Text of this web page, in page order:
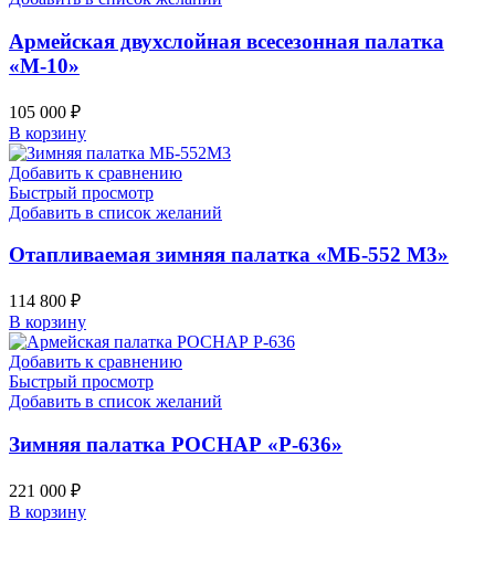
Армейская двухслойная всесезонная палатка
«М-10»
105 000 ₽
В корзину
Добавить к сравнению
Быстрый просмотр
Добавить в список желаний
Отапливаемая зимняя палатка «МБ-552 М3»
114 800 ₽
В корзину
Добавить к сравнению
Быстрый просмотр
Добавить в список желаний
Зимняя палатка РОСНАР «Р-636»
221 000 ₽
В корзину